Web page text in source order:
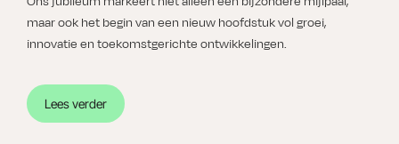
maar ook het begin van een nieuw hoofdstuk vol groei,
innovatie en toekomstgerichte ontwikkelingen.
Lees verder“Tetra
bestaat